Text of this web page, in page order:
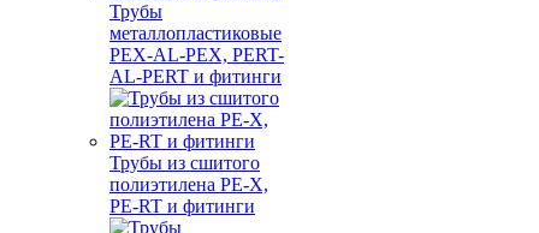
Трубы
металлопластиковые
PEX-AL-PEX, PERT-
AL-PERT и фитинги
Трубы из сшитого
полиэтилена PE-X,
PE-RT и фитинги